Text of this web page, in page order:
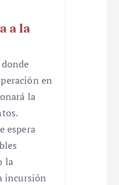
a la
en
la
espera
la
incursión